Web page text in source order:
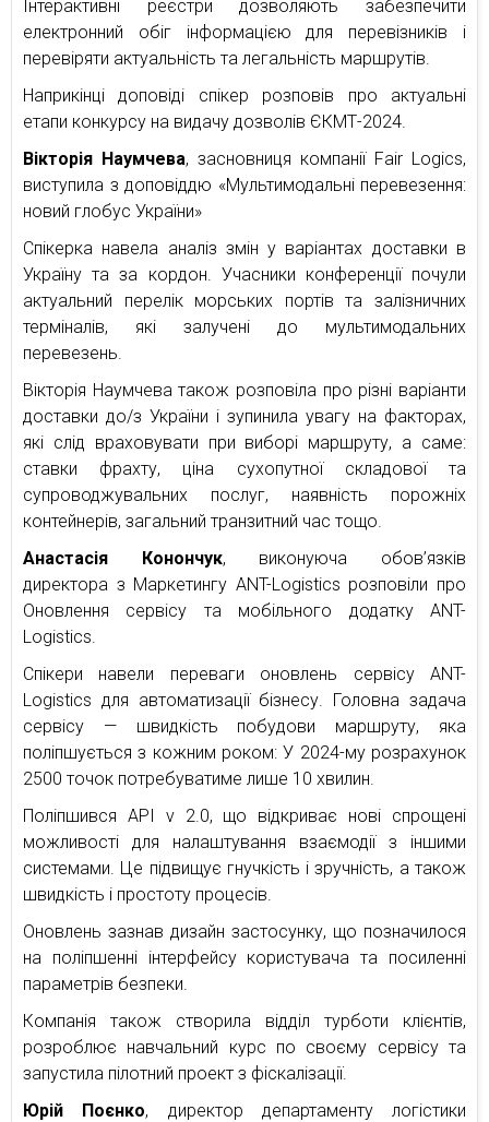
Інтерактивні реєстри дозволяють забезпечити
електронний обіг інформацією для перевізників і
перевіряти актуальність та легальність маршрутів.
Наприкінці доповіді спікер розповів про актуальні
етапи конкурсу на видачу дозволів ЄКМТ-2024.
Вікторія Наумчева, засновниця компанії Fair Logics,
виступила з доповіддю «Мультимодальні перевезення:
новий глобус України»
Спікерка навела аналіз змін у варіантах доставки в
Україну та за кордон. Учасники конференції почули
актуальний перелік морських портів та залізничних
терміналів, які залучені до мультимодальних
перевезень.
Вікторія Наумчева також розповіла про різні варіанти
доставки до/з України і зупинила увагу на факторах,
які слід враховувати при виборі маршруту, а саме:
ставки фрахту, ціна сухопутної складової та
супроводжувальних послуг, наявність порожніх
контейнерів, загальний транзитний час тощо.
Анастасія Конончук, виконуюча обов’язків
директора з Маркетингу ANT-Logistics розповіли про
Оновлення сервісу та мобільного додатку ANT-
Logistics.
Спікери навели переваги оновлень сервісу ANT-
Logistics для автоматизації бізнесу. Головна задача
сервісу — швидкість побудови маршруту, яка
поліпшується з кожним роком: У 2024-му розрахунок
2500 точок потребуватиме лише 10 хвилин.
Поліпшився API v 2.0, що відкриває нові спрощені
можливості для налаштування взаємодії з іншими
системами. Це підвищує гнучкість і зручність, а також
швидкість і простоту процесів.
Оновлень зазнав дизайн застосунку, що позначилося
на поліпшенні інтерфейсу користувача та посиленні
параметрів безпеки.
Компанія також створила відділ турботи клієнтів,
розроблює навчальний курс по своєму сервісу та
запустила пілотний проект з фіскалізації.
Юрій Поєнко, директор департаменту логістики